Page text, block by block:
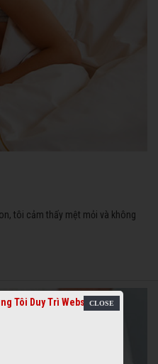
tôi cảm thấy mệt mỏi và không
Tôi Duy Trì Website